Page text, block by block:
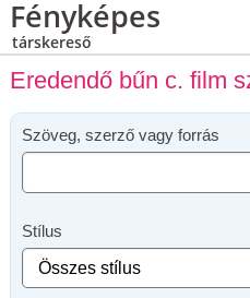
Fényképes
társkereső
Eredendő bűn c. film
Szöveg, szerző vagy forrás
Stílus